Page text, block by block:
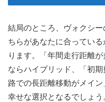
結局のところ、ヴォクシ
ちらがあなたに合ってい
ります。「年間走行距離
ならハイブリッド、「初
路での長距離移動がメイ
幸せな選択となるでしょう